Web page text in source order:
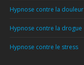
Hypnose contre la douleur
Hypnose contre la drogue
Hypnose contre le stress